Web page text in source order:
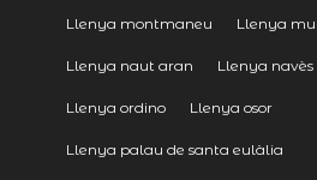
Llenya montmaneu Llenya
Llenya naut aran Llenya navès
Llenya ordino Llenya osor
Llenya palau de santa eulàlia